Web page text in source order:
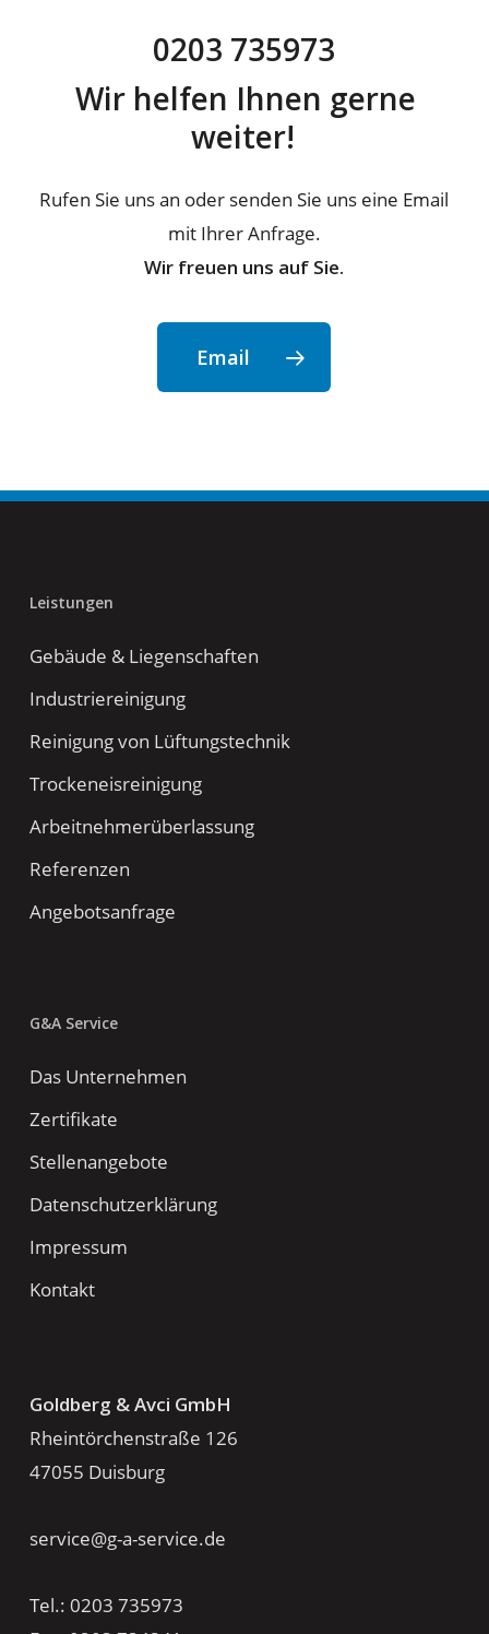
0203 735973
Wir helfen Ihnen gerne
weiter!
Rufen Sie uns an oder senden Sie uns eine Email
mit Ihrer Anfrage.
Wir freuen uns auf Sie.
Email
Leistungen
Gebäude & Liegenschaften
Industriereinigung
Reinigung von Lüftungstechnik
Trockeneisreinigung
Arbeitnehmerüberlassung
Referenzen
Angebotsanfrage
G&A Service
Das Unternehmen
Zertifikate
Stellenangebote
Datenschutzerklärung
Impressum
Kontakt
Goldberg & Avci GmbH
Rheintörchenstraße 126
47055 Duisburg
service@g-a-service.de
Tel.: 0203 735973